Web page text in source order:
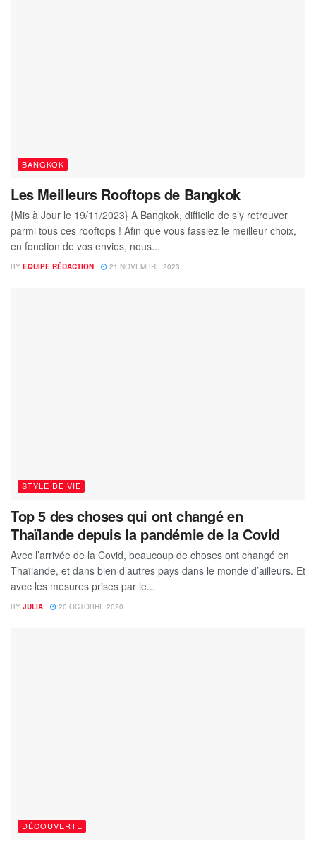
BANGKOK
Les Meilleurs Rooftops de Bangkok
{Mis à Jour le 19/11/2023} A Bangkok, difficile de s’y retrouver
parmi tous ces rooftops ! Afin que vous fassiez le meilleur choix,
en fonction de vos envies, nous...
BY EQUIPE RÉDACTION 21 NOVEMBRE 2023
STYLE DE VIE
Top 5 des choses qui ont changé en
Thaïlande depuis la pandémie de la Covid
Avec l’arrivée de la Covid, beaucoup de choses ont changé en
Thaïlande, et dans bien d’autres pays dans le monde d’ailleurs. Et
avec les mesures prises par le...
BY JULIA 20 OCTOBRE 2020
DÉCOUVERTE